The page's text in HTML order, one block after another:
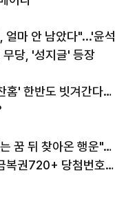
얼마 안 남았다"...'윤석
무당, '성지글' 등장
홈' 한반도 빗겨간다…
꿈 뒤 찾아온 행운"…
복권720+ 당첨번호조